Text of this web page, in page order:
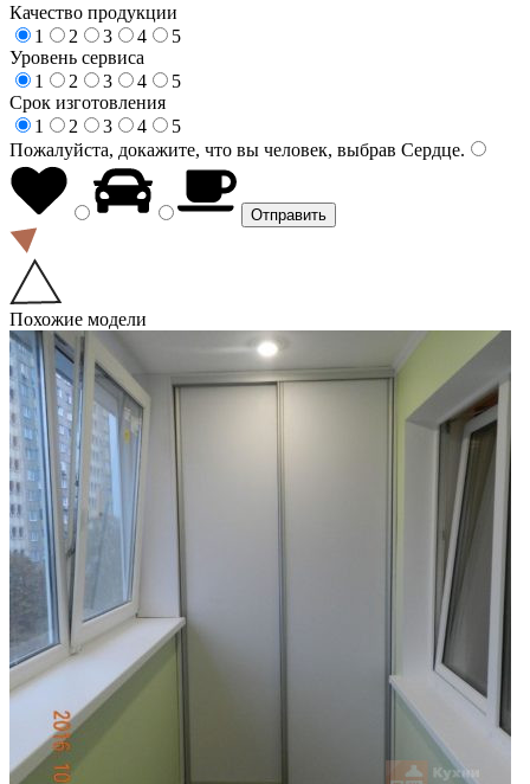
Качество продукции
1
2 3 4
5
Уровень сервиса
1
2 3 4
5
Срок изготовления
1
2 3 4
5
Пожалуйста, докажите, что вы человек, выбрав Сердце.
Похожие модели